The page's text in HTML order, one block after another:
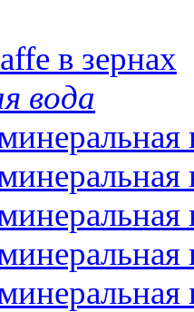
в зернах
вода